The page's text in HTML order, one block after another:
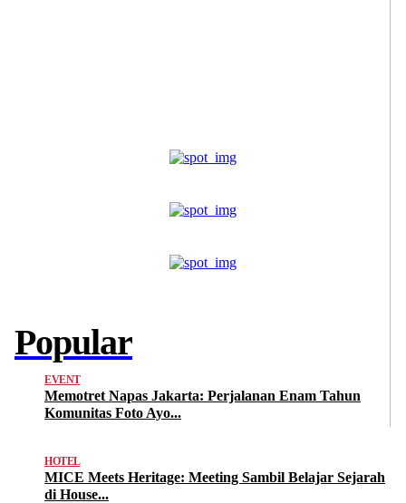
Popular
EVENT
Memotret Napas Jakarta: Perjalanan Enam Tahun
Komunitas Foto Ayo...
HOTEL
MICE Meets Heritage: Meeting Sambil Belajar Sejarah
di House...